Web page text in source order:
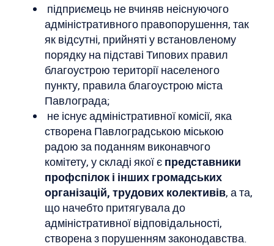
підприємець не вчиняв неіснуючого
адміністративного правопорушення, так
як відсутні, прийняті у встановленому
порядку на підставі Типових правил
благоустрою території населеного
пункту, правила благоустрою міста
Павлограда;
не існує адміністративної комісії, яка
створена Павлоградською міською
радою за поданням виконавчого
комітету, у складі якої є представники
профспілок і інших громадських
організацій, трудових колективів, а та,
що начебто притягувала до
адміністративної відповідальності,
створена з порушенням законодавства.